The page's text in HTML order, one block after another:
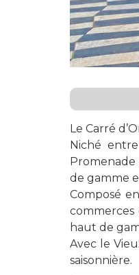
Le Carré
Niché
de gamme
Composé
haut de
Avec le
saisonnière.